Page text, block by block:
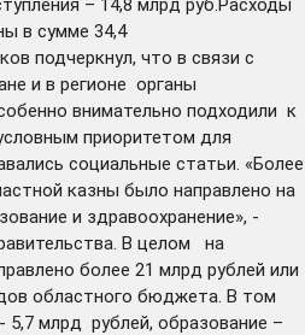
в сумме 34,4
подчеркнул, что в связи с
и в регионе органы
внимательно подходили к
приоритетом для
социальные статьи. «Более
казны было направлено на
и здравоохранение», -
В целом на
более 21 млрд рублей или
областного бюджета. В том
5,7 млрд рублей, образование –